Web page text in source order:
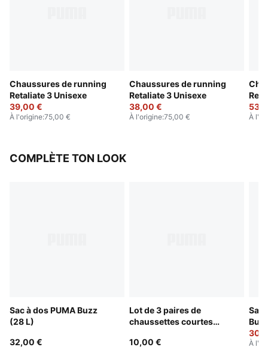
Chaussures de running
Retaliate 3 Unisexe
39,00 €
À l'origine:75,00 €
Chaussures de running
Retaliate 3 Unisexe
38,00 €
À l'origine:75,00 € À
COMPLÈTE TON LOOK
Sac à dos PUMA Buzz
(28 L)
32,00 €
Lot de 3 paires de
chaussettes courtes
10,00 €
Sac
À